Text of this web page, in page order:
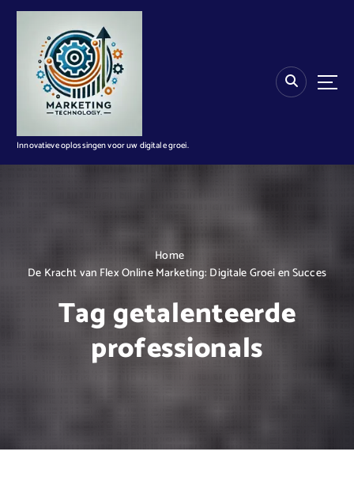
n
Innovatieve oplossingen voor uw digitale groei.
Home
De Kracht van Flex Online Marketing: Digitale Groei en Succes
Tag getalenteerde
professionals